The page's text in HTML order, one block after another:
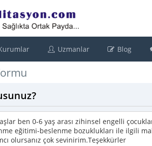
Uzmanlar Blog
ben 0-6 yaş arası zihinsel engelli
eğitimi-beslenme bozuklukları ile ilgili
olursanız çok sevinirim.Teşekkürler